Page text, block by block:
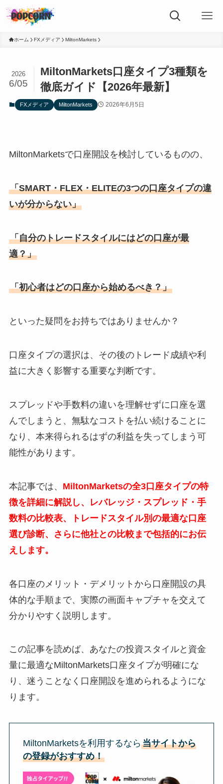
ホーム FXメディア MiltonMarkets
MiltonMarkets口座タイプ3種類を
徹底ガイド【2026年最新】
2026
6/05
FXメディア MiltonMarkets 2026年6月5日
MiltonMarketsで口座開設を検討しているものの、
「SMART・FLEX・ELITEの3つの口座タイプの違
いが分からない」
「自分のトレードスタイルにはどの口座が最
適？」
「初心者はどの口座から始めるべき？」
といった疑問をお持ちではありませんか？
口座タイプの選択は、その後のトレード成績や利
益に大きく影響する重要な判断です。
スプレッドや手数料の違いを理解せずに口座を選
んでしまうと、無駄なコストを払い続けることに
なり、本来得られるはずの利益を失ってしまう可
能性があります。
本記事では、 MiltonMarketsの全3口座タイプの特
徴を詳細に解説し、レバレッジ・スプレッド・手
数料の比較表、トレードスタイル別の最適な口座
選び診断、さらに他社との比較まで包括的にお伝
えします。
各口座のメリット・デメリットから口座開設の具
体的な手順まで、実際の画面キャプチャを交えて
分かりやすく説明します。
この記事を読めば、あなたの投資スタイルと資金
量に最適なMiltonMarkets口座タイプが明確にな
り、迷うことなく口座開設を進められるようにな
ります。
MiltonMarketsを利用するなら当サイトから
の登録がおすすめ！